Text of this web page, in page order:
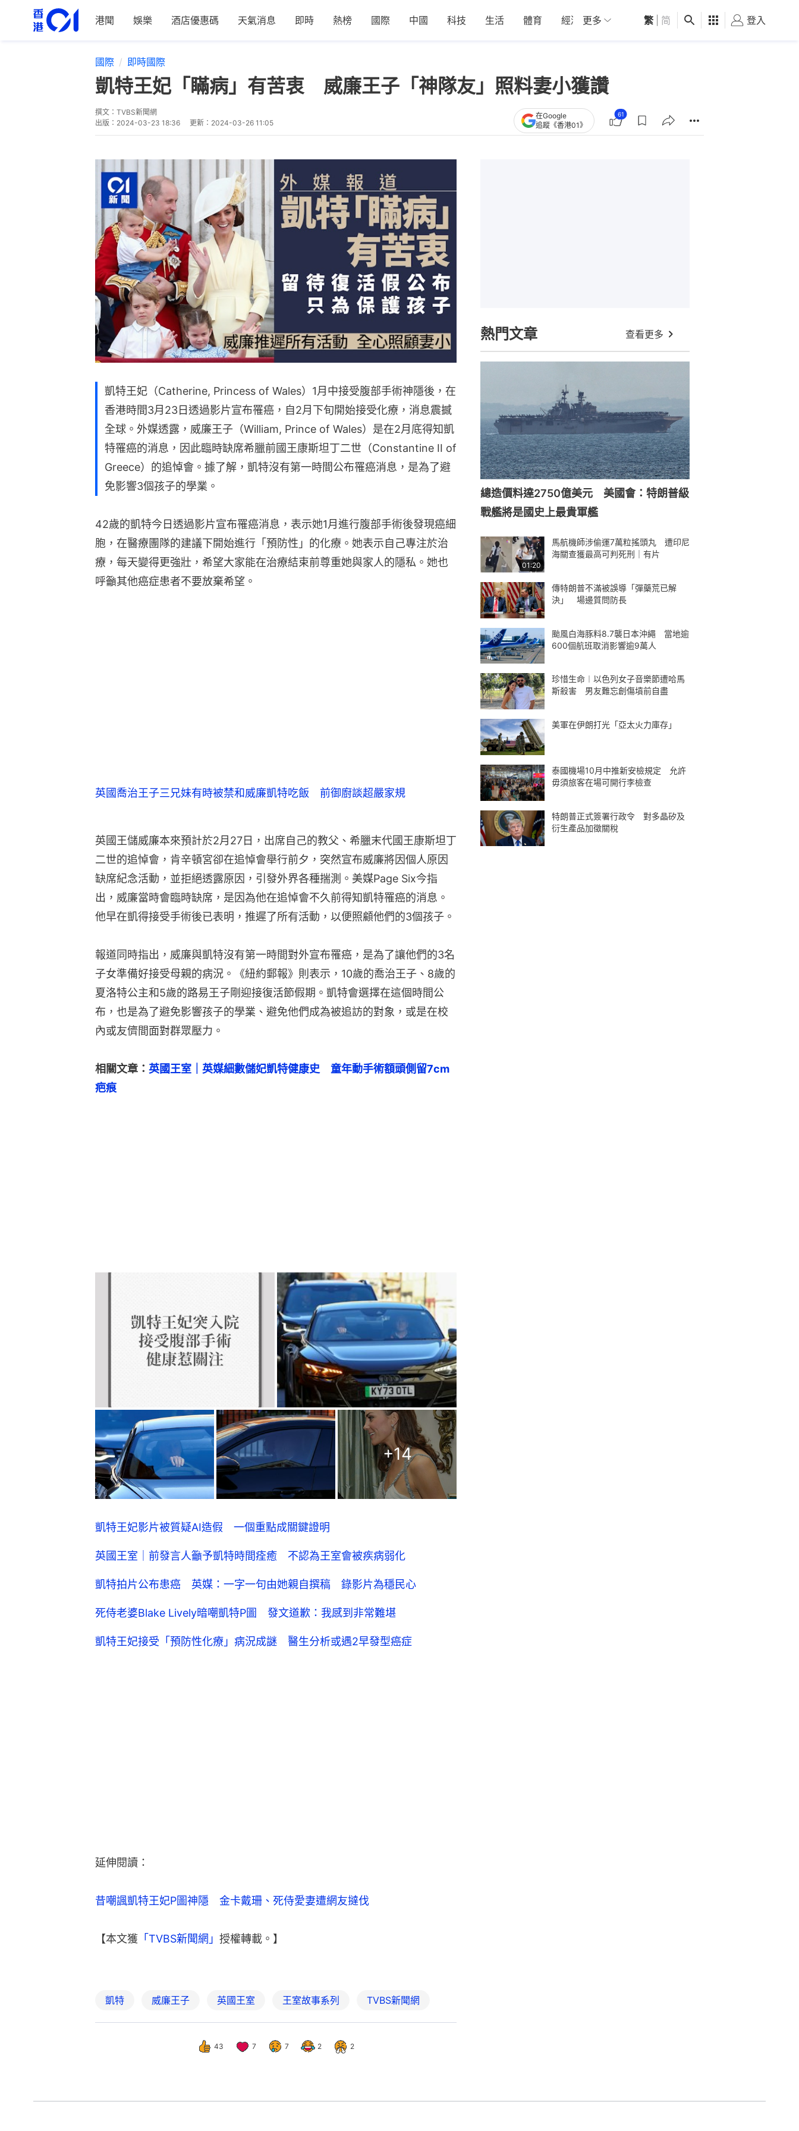
港聞 娛樂 酒店優惠碼 天氣消息 即時 熱榜 國際 中國 科技 生活 體育 經濟 01深圳 觀點 健康 好食玩飛
更多 繁 简 登入
國際 即時國際
凱特王妃「瞞病」有苦衷 威廉王子「神隊友」照料妻小獲讚
撰文： TVBS新聞網
出版： 2024-03-23 18:36 更新： 2024-03-26 11:05
在Google
追蹤《香港01》
61
凱特王妃（Catherine, Princess of Wales）1月中接受腹部手術神隱後，在
香港時間3月23日透過影片宣布罹癌，自2月下旬開始接受化療，消息震撼
全球。外媒透露，威廉王子（William, Prince of Wales）是在2月底得知凱
特罹癌的消息，因此臨時缺席希臘前國王康斯坦丁二世（Constantine II of
Greece）的追悼會。據了解，凱特沒有第一時間公布罹癌消息，是為了避
免影響3個孩子的學業。
42歲的凱特今日透過影片宣布罹癌消息，表示她1月進行腹部手術後發現癌細
胞，在醫療團隊的建議下開始進行「預防性」的化療。她表示自己專注於治
療，每天變得更強壯，希望大家能在治療結束前尊重她與家人的隱私。她也
呼籲其他癌症患者不要放棄希望。
英國喬治王子三兄妹有時被禁和威廉凱特吃飯 前御廚談超嚴家規
英國王儲威廉本來預計於2月27日，出席自己的教父、希臘末代國王康斯坦丁
二世的追悼會，肯辛頓宮卻在追悼會舉行前夕，突然宣布威廉將因個人原因
缺席紀念活動，並拒絕透露原因，引發外界各種揣測。美媒Page Six今指
出，威廉當時會臨時缺席，是因為他在追悼會不久前得知凱特罹癌的消息。
他早在凱得接受手術後已表明，推遲了所有活動，以便照顧他們的3個孩子。
報道同時指出，威廉與凱特沒有第一時間對外宣布罹癌，是為了讓他們的3名
子女準備好接受母親的病況。《紐約郵報》則表示，10歲的喬治王子、8歲的
夏洛特公主和5歲的路易王子剛迎接復活節假期。凱特會選擇在這個時間公
布，也是為了避免影響孩子的學業、避免他們成為被追訪的對象，或是在校
內或友儕間面對群眾壓力。
相關文章： 英國王室｜英媒細數儲妃凱特健康史　童年動手術額頭側留7cm
疤痕
+14
凱特王妃影片被質疑AI造假 一個重點成關鍵證明
英國王室｜前發言人籲予凱特時間痊癒 不認為王室會被疾病弱化
凱特拍片公布患癌 英媒：一字一句由她親自撰稿 錄影片為穩民心
死侍老婆Blake Lively暗嘲凱特P圖 發文道歉：我感到非常難堪
凱特王妃接受「預防性化療」病況成謎 醫生分析或遇2早發型癌症
延伸閱讀：
昔嘲諷凱特王妃P圖神隱　金卡戴珊、死侍愛妻遭網友撻伐
【本文獲 「TVBS新聞網」 授權轉載。】
凱特 威廉王子 英國王室 王室故事系列 TVBS新聞網
43 7 7 2 2
熱門文章 查看更多
總造價料達2750億美元 美國會：特朗普級
戰艦將是國史上最貴軍艦
01:20
馬航機師涉偷運7萬粒搖頭丸 遭印尼
海關查獲最高可判死刑｜有片
傳特朗普不滿被誤導「彈藥荒已解
決」 場邊質問防長
颱風白海豚料8.7襲日本沖繩 當地逾
600個航班取消影響逾9萬人
珍惜生命︱以色列女子音樂節遭哈馬
斯殺害 男友難忘創傷墳前自盡
美軍在伊朗打光「亞太火力庫存」
泰國機場10月中推新安檢規定 允許
毋須旅客在場可開行李檢查
特朗普正式簽署行政令 對多晶矽及
衍生產品加徵關稅